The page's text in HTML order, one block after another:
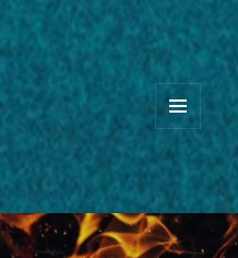
MENU
ET
WIDGETS